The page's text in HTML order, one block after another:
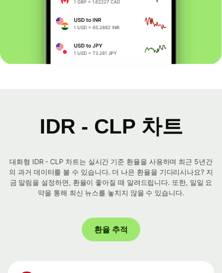
IDR - CLP 차트
대화형 IDR - CLP 차트는 실시간 기준 환율을 사용하며 최근 5년간
의 과거 데이터를 볼 수 있습니다. 더 나은 환율을 기다리시나요? 지
금 알림을 설정하면, 환율이 좋아질 때 알려드립니다. 또한, 일일 요
약을 통해 최신 뉴스를 놓치지 않을 수 있습니다.
환율 추적